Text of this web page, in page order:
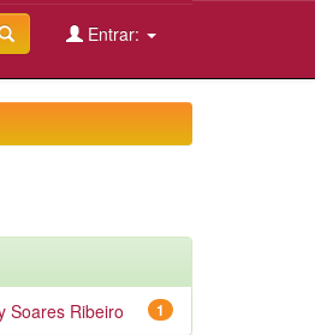
Entrar:
1
Soares Ribeiro